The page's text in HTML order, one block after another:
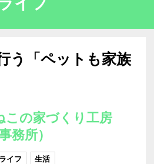
う「ペットも家族
この家づくり工房
務所）
ライフ 生活